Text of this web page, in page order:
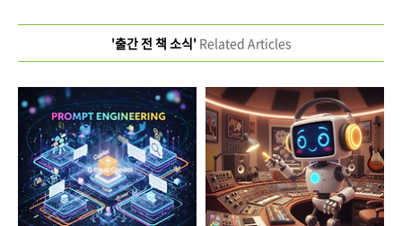
'출간 전 책 소식'Related Articles